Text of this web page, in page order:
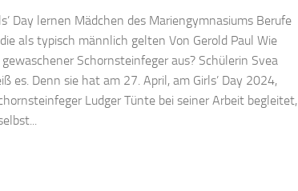
Day lernen Mädchen des Mariengymnasiums Berufe
als typisch männlich gelten Von Gerold Paul Wie
Schornsteinfeger aus? Schülerin Svea
es. Denn sie hat am 27. April, am Girls’ Day 2024,
Ludger Tünte bei seiner Arbeit begleitet,